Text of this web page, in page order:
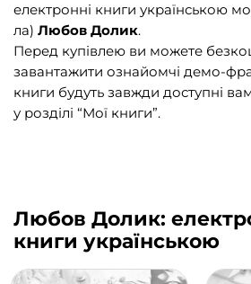
Навчальна література та
Енциклопедії, довідники,
Подарункові сертифікати (1)
електронні книги українською
ла) Любов Долик.
Перед купівлею ви можете
завантажити ознайомчі демо-
книги будуть завжди доступні
у розділі “Мої книги”.
Любов Долик:
книги українською